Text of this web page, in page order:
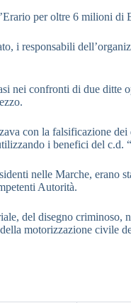
per oltre 6 milioni di
i responsabili
nei confronti di due
con la falsificazione
i benefici del c.d.
nelle Marche, erano
Autorità.
del disegno
motorizzazione civile